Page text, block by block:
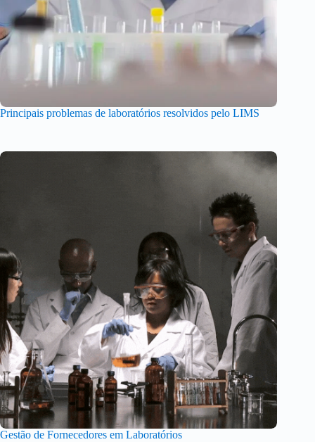
Principais problemas de laboratórios resolvidos pelo LIMS
Gestão de Fornecedores em Laboratórios